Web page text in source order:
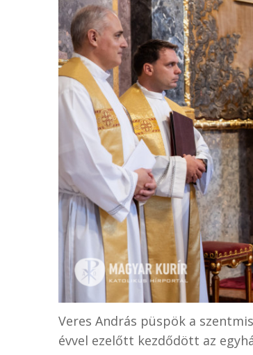
Veres András püspök a
évvel ezelőtt kezdődött az